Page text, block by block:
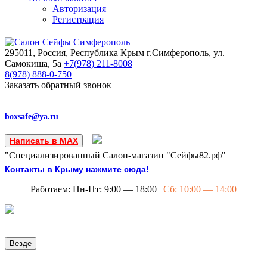
Авторизация
Регистрация
295011, Россия, Республика Крым г.Симферополь, ул.
Самокиша, 5а +7(978) 211-8008
8(978) 888-0-750
Заказать обратный звонок
boxsafe@ya.ru
Написать в MAX
"Специализированный Салон-магазин "Сейфы82.рф"
Контакты в Крыму нажмите сюда!
Работаем: Пн-Пт: 9:00 — 18:00 | Сб: 10:00 — 14:00
Везде